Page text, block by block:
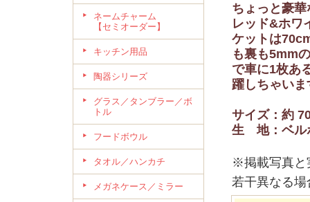
ネームチャーム
【セミオーダー】
キッチン用品
陶器シリーズ
グラス／タンブラー／ボ
トル
フードボウル
タオル／ハンカチ
メガネケース／ミラー
ちょっと豪
レッド&ホワ
ケットは
も裏も5mm
で車に1枚あ
躍しちゃい
サイズ：約
生 地：ベル
※掲載写真と
若干異なる